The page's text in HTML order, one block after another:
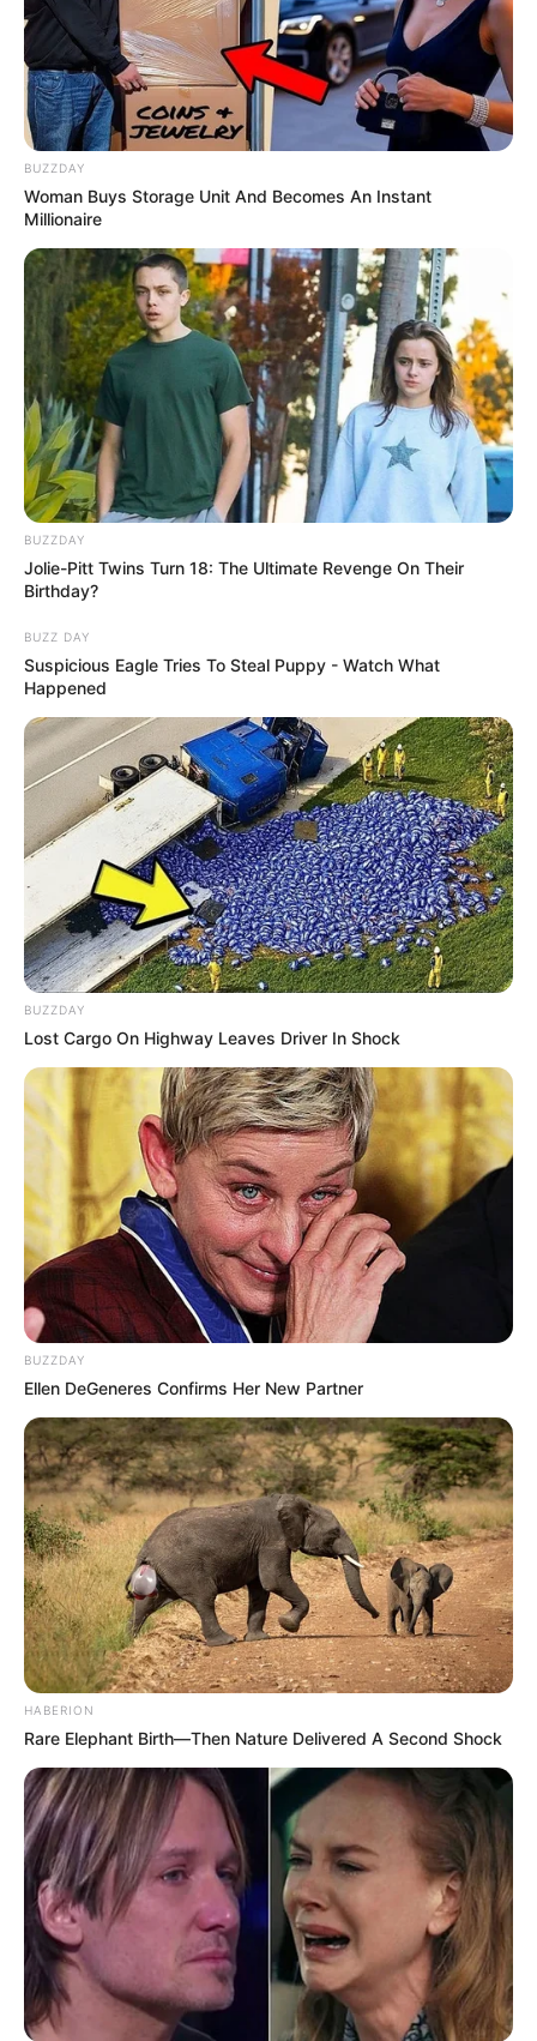
BUZZDAY
Woman Buys Storage Unit And Becomes An Instant
Millionaire
BUZZDAY
Jolie-Pitt Twins Turn 18: The Ultimate Revenge On Their
Birthday?
BUZZ DAY
Suspicious Eagle Tries To Steal Puppy - Watch What
Happened
BUZZDAY
Lost Cargo On Highway Leaves Driver In Shock
BUZZDAY
Ellen DeGeneres Confirms Her New Partner
HABERION
Rare Elephant Birth—Then Nature Delivered A Second Shock